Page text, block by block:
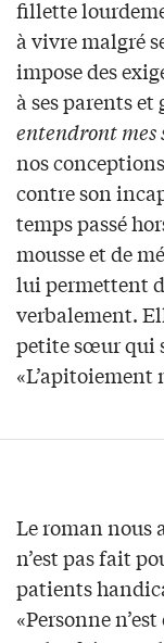
fillette
à vivre malgré
impose des
à ses parents
entendront mes
nos
contre son
temps passé
mousse et de
lui permettent
verbalement.
petite sœur qui
«L’apitoiement
Le roman nous
n’est pas fait
patients
«Personne